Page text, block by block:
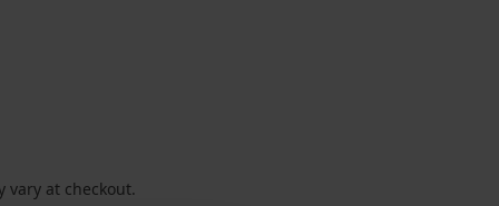
vary at checkout.